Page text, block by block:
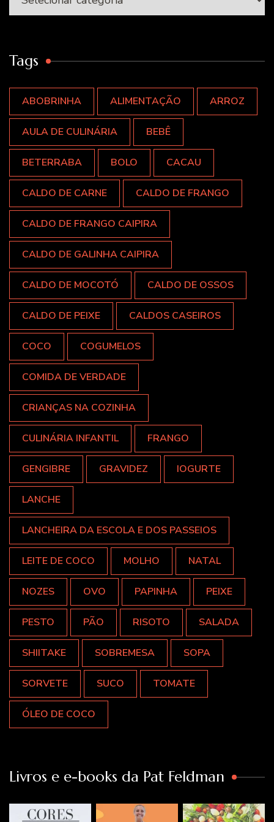
Tags
ABOBRINHA ALIMENTAÇÃO ARROZ
AULA DE CULINÁRIA BEBÊ
BETERRABA BOLO CACAU
CALDO DE CARNE CALDO DE FRANGO
CALDO DE FRANGO CAIPIRA
CALDO DE GALINHA CAIPIRA
CALDO DE MOCOTÓ CALDO DE OSSOS
CALDO DE PEIXE CALDOS CASEIROS
COCO COGUMELOS
COMIDA DE VERDADE
CRIANÇAS NA COZINHA
CULINÁRIA INFANTIL FRANGO
GENGIBRE GRAVIDEZ IOGURTE
LANCHE
LANCHEIRA DA ESCOLA E DOS PASSEIOS
LEITE DE COCO MOLHO NATAL
NOZES OVO PAPINHA PEIXE
PESTO PÃO RISOTO SALADA
SHIITAKE SOBREMESA SOPA
SORVETE SUCO TOMATE
ÓLEO DE COCO
Livros e e-books da Pat Feldman